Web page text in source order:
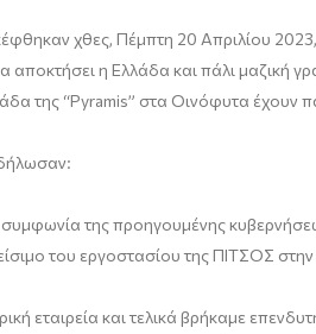
χθες, Πέμπτη 20 Απριλίου
αποκτήσει η Ελλάδα και πάλι μαζική
της “Pyramis” στα Οινόφυτα έχουν
συμφωνία της προηγουμένης
του εργοστασίου της ΠΙΤΣΟΣ στην
εταιρεία και τελικά βρήκαμε